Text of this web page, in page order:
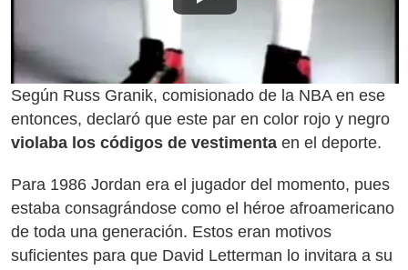
Según Russ Granik, comisionado de la NBA en ese
entonces, declaró que este par en color rojo y negro
violaba los códigos de vestimenta en el deporte.
Para 1986 Jordan era el jugador del momento, pues
estaba consagrándose como el héroe afroamericano
de toda una generación. Estos eran motivos
suficientes para que David Letterman lo invitara a su